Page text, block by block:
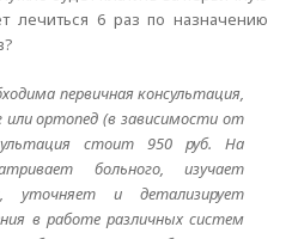
лечиться 6 раз по назначению
первичная консультация,
или ортопед (в зависимости от
стоит 950 руб. На
больного, изучает
уточняет и детализирует
в работе различных систем